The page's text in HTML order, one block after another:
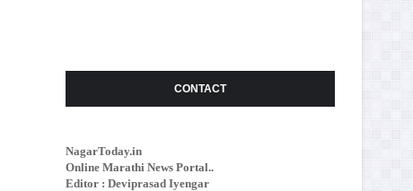
CONTACT
NagarToday.in
Online Marathi News Portal..
Editor : Deviprasad Iyengar